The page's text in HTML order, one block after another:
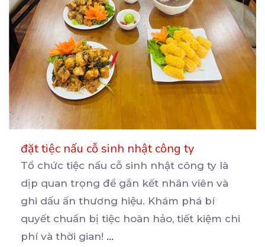
đặt tiệc nấu cỗ sinh nhật công ty
Tổ chức tiệc nấu cỗ sinh nhật công ty là
dịp quan trọng để gắn kết nhân viên và
ghi dấu ấn thương hiệu. Khám phá bí
quyết chuẩn bị tiệc hoàn hảo, tiết kiệm chi
phí và thời gian! ...